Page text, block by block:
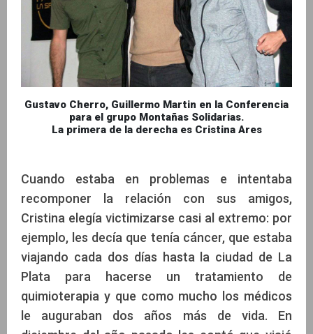
Gustavo Cherro, Guillermo Martin en la Conferencia
para el grupo Montañas Solidarias.
La primera de la derecha es Cristina Ares
Cuando estaba en problemas e intentaba
recomponer la relación con sus amigos,
Cristina elegía victimizarse casi al extremo: por
ejemplo, les decía que tenía cáncer, que estaba
viajando cada dos días hasta la ciudad de La
Plata para hacerse un tratamiento de
quimioterapia y que como mucho los médicos
le auguraban dos años más de vida. En